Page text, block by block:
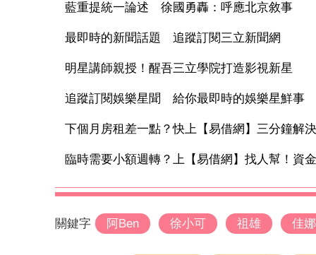
藍重提統一論述 徐國勇轟：呼應北京敘事
最即時的新聞話題 追蹤訂閱三立新聞網
明星講師親授！醒吾三立學院打造影視新星
追蹤訂閱娛樂星聞 給你最即時的娛樂星鮮事
下個月房租差一點？快上【易借網】三分鐘解
臨時需要小額週轉？上【易借網】找人幫！資
關鍵字 阿Ben 徐小可 祖雄 佳娜